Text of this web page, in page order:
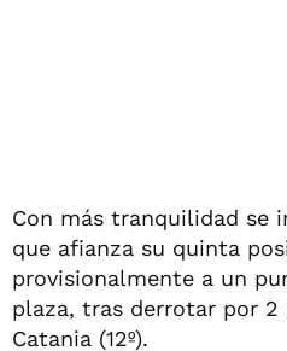
Con más tranquilidad se
que afianza su quinta
provisionalmente a un
plaza, tras derrotar por 2
Catania (12º).